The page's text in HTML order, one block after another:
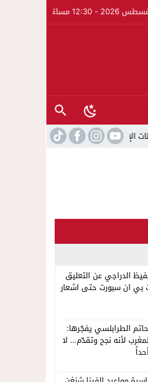
الدراجي عن التعليق
بي ان سبورت حتى اشعار
الطرابلسي يفجّرها:
لأنه نجح وتقدّم… لا